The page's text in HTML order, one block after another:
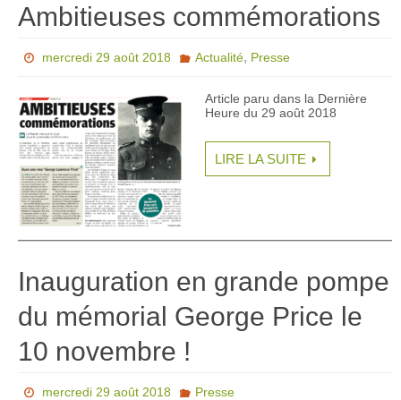
Ambitieuses commémorations
mercredi 29 août 2018 Actualité, Presse
Article paru dans la Dernière
Heure du 29 août 2018
LIRE LA SUITE
Inauguration en grande pompe
du mémorial George Price le
10 novembre !
mercredi 29 août 2018 Presse